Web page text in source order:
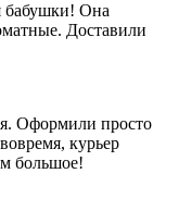
бабушки! Она
Доставили
Оформили просто
курьер
большое!